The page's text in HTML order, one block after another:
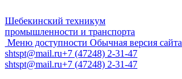
Шебекинский техникум
промышленности и транспорта
Меню доступности Обычная версия сайта
shtspt@mail.ru+7 (47248) 2-31-47
shtspt@mail.ru+7 (47248) 2-31-47